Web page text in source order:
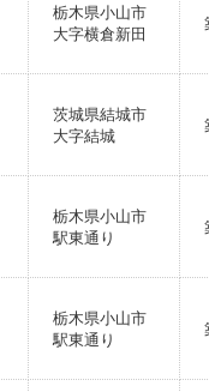
栃木県小山市
大字横倉新田
茨城県結城市
大字結城
栃木県小山市
駅東通り
栃木県小山市
駅東通り